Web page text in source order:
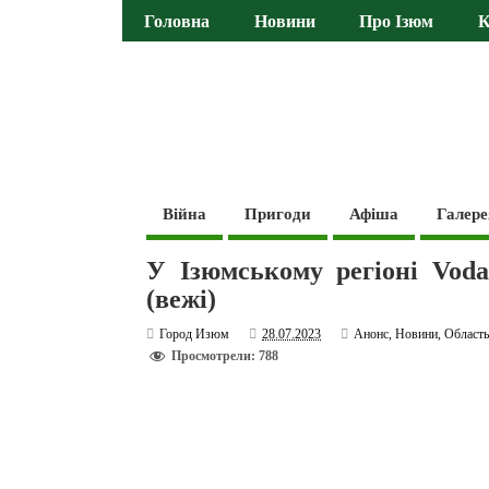
Головна Новини Про Ізюм
Війна Пригоди Афіша
У Ізюмському регіоні
(вежі)
Город Изюм 28.07.2023 Анонс,Новини,Область
Просмотрели: 788